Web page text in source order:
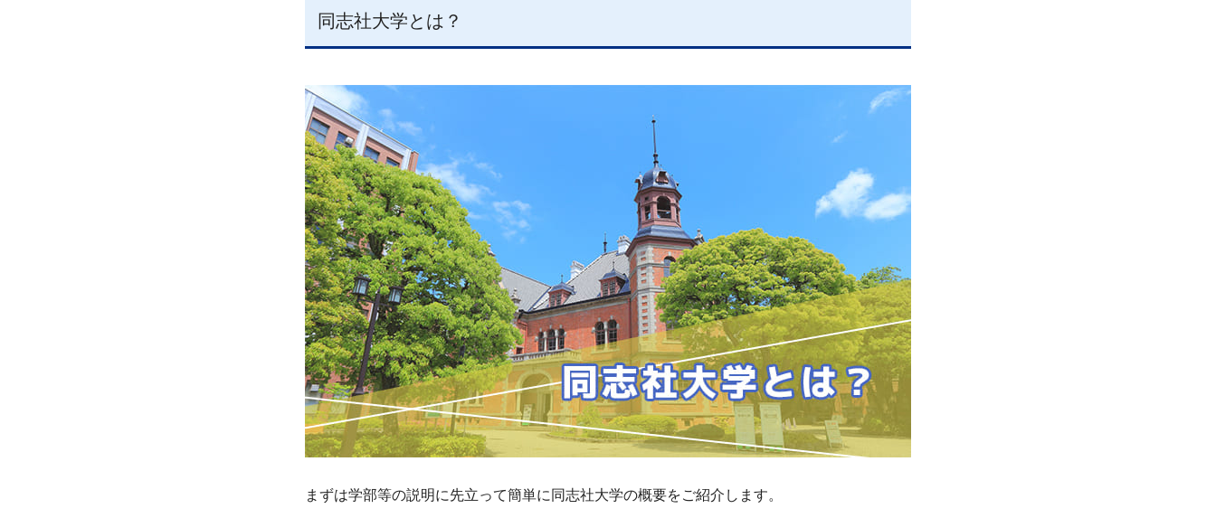
同志社大学とは？
まずは学部等の説明に先立って簡単に同志社大学の概要をご紹介します。